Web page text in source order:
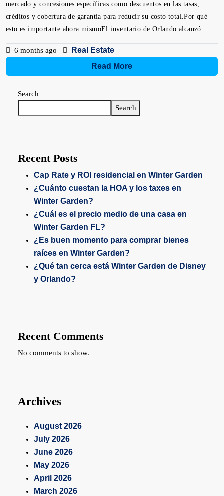
mercado y concesiones específicas como descuentos en las tasas,
créditos y cobertura de garantía para reducir su costo total.Por qué
esto es importante ahora mismoEl inventario de Orlando alcanzó...
6 months ago
Real Estate
Read More
Search
Search
Recent Posts
Cap Rate y ROI residencial en Winter Garden
¿Cuánto cuestan la HOA y los taxes en
Winter Garden?
¿Cuál es el precio medio de una casa en
Winter Garden FL?
¿Es buen momento para comprar bienes
raíces en Winter Garden?
¿Qué tan cerca está Winter Garden de Disney
y Orlando?
Recent Comments
No comments to show.
Archives
August 2026
July 2026
June 2026
May 2026
April 2026
March 2026